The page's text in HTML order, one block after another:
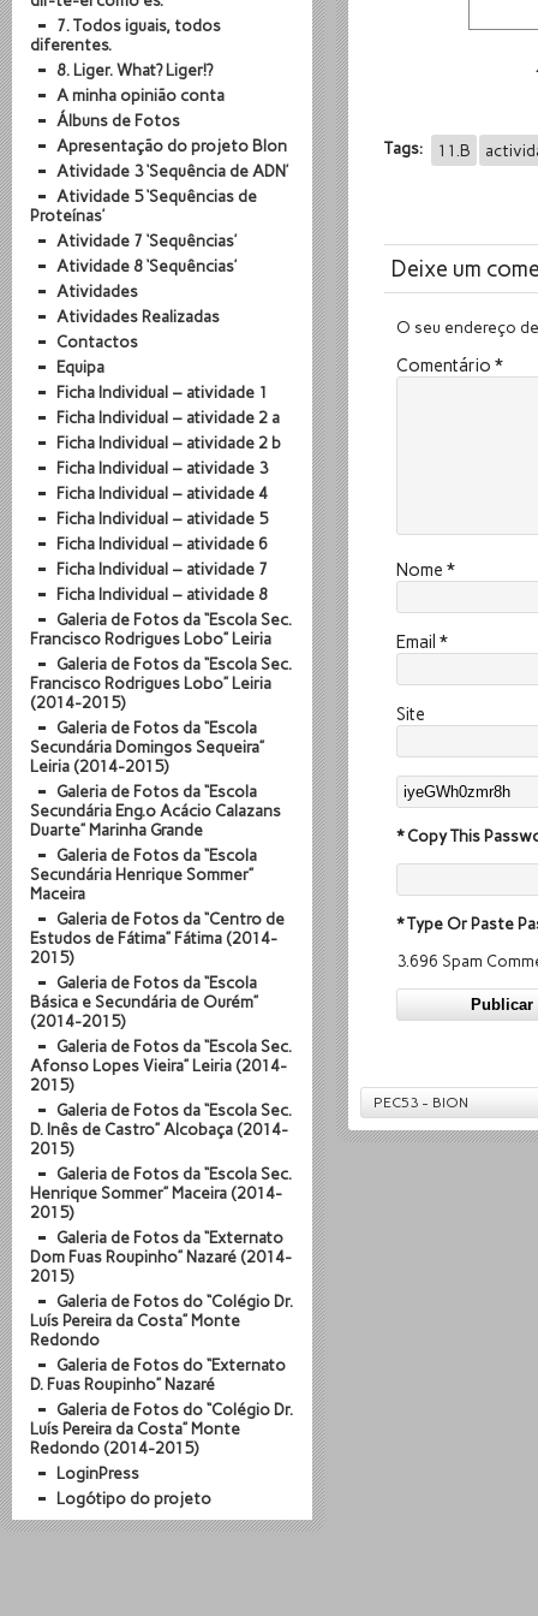
Tags: 11.B
Deixe um
O seu endereço
Comentário *
Nome *
Email *
Site
* Copy This
* Type Or Paste
3.696 Spam
PEC53 - BION
7. Todos iguais, todos
diferentes.
8. Liger. What? Liger!?
A minha opinião conta
Álbuns de Fotos
Apresentação do projeto BIon
Atividade 3 ‘Sequência de ADN’
Atividade 5 ‘Sequências de
Proteínas’
Atividade 7 ‘Sequências’
Atividade 8 ‘Sequências’
Atividades
Atividades Realizadas
Contactos
Equipa
Ficha Individual – atividade 1
Ficha Individual – atividade 2 a
Ficha Individual – atividade 2 b
Ficha Individual – atividade 3
Ficha Individual – atividade 4
Ficha Individual – atividade 5
Ficha Individual – atividade 6
Ficha Individual – atividade 7
Ficha Individual – atividade 8
Galeria de Fotos da “Escola Sec.
Francisco Rodrigues Lobo” Leiria
Galeria de Fotos da “Escola Sec.
Francisco Rodrigues Lobo” Leiria
(2014-2015)
Galeria de Fotos da “Escola
Secundária Domingos Sequeira”
Leiria (2014-2015)
Galeria de Fotos da “Escola
Secundária Eng.º Acácio Calazans
Duarte” Marinha Grande
Galeria de Fotos da “Escola
Secundária Henrique Sommer”
Maceira
Galeria de Fotos da “Centro de
Estudos de Fátima” Fátima (2014-
2015)
Galeria de Fotos da “Escola
Básica e Secundária de Ourém”
(2014-2015)
Galeria de Fotos da “Escola Sec.
Afonso Lopes Vieira” Leiria (2014-
2015)
Galeria de Fotos da “Escola Sec.
D. Inês de Castro” Alcobaça (2014-
2015)
Galeria de Fotos da “Escola Sec.
Henrique Sommer” Maceira (2014-
2015)
Galeria de Fotos da “Externato
Dom Fuas Roupinho” Nazaré (2014-
2015)
Galeria de Fotos do “Colégio Dr.
Luís Pereira da Costa” Monte
Redondo
Galeria de Fotos do “Externato
D. Fuas Roupinho” Nazaré
Galeria de Fotos do “Colégio Dr.
Luís Pereira da Costa” Monte
Redondo (2014-2015)
LoginPress
Logótipo do projeto